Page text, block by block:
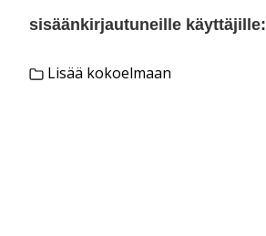
sisäänkirjautuneille käyttäjille:
Lisää kokoelmaan